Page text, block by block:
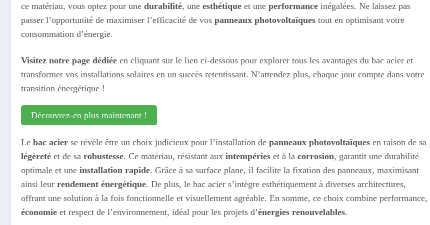
ce matériau, vous optez pour une durabilité, une esthétique et une performance inégalées. Ne laissez pas
passer l’opportunité de maximiser l’efficacité de vos panneaux photovoltaïques tout en optimisant votre
consommation d’énergie.
Visitez notre page dédiée en cliquant sur le lien ci-dessous pour explorer tous les avantages du bac acier et
transformer vos installations solaires en un succès retentissant. N’attendez plus, chaque jour compte dans votre
transition énergétique !
Découvrez-en plus maintenant !
Le bac acier se révèle être un choix judicieux pour l’installation de panneaux photovoltaïques en raison de sa
légèreté et de sa robustesse. Ce matériau, résistant aux intempéries et à la corrosion, garantit une durabilité
optimale et une installation rapide. Grâce à sa surface plane, il facilite la fixation des panneaux, maximisant
ainsi leur rendement énergétique. De plus, le bac acier s’intègre esthétiquement à diverses architectures,
offrant une solution à la fois fonctionnelle et visuellement agréable. En somme, ce choix combine performance,
économie et respect de l’environnement, idéal pour les projets d’énergies renouvelables.